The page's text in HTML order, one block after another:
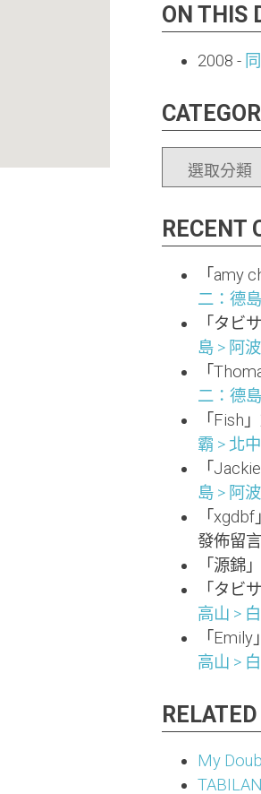
ON THIS
2008 -
RECENT
「amy
二：德
「タビサ
島 > 阿
「
二：德
「Fish
霸 > 北
「Jackie
島 > 阿
「xgdbf
發佈留言
「源錦
「タビサ
高山 >
「Emily
高山 >
My